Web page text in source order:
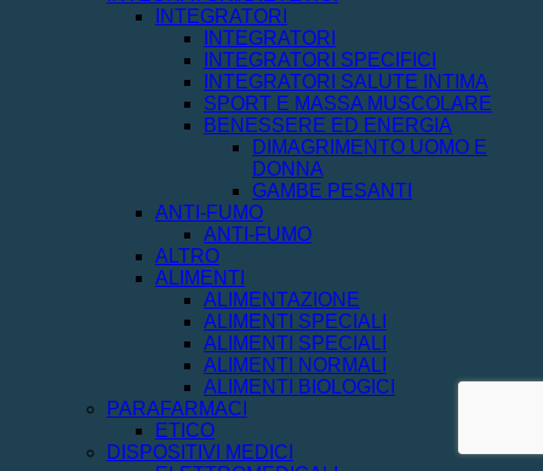
INTEGRATORI
INTEGRATORI
INTEGRATORI SPECIFICI
INTEGRATORI SALUTE INTIMA
SPORT E MASSA MUSCOLARE
BENESSERE ED ENERGIA
DIMAGRIMENTO UOMO E
DONNA
GAMBE PESANTI
ANTI-FUMO
ANTI-FUMO
ALTRO
ALIMENTI
ALIMENTAZIONE
ALIMENTI SPECIALI
ALIMENTI SPECIALI
ALIMENTI NORMALI
ALIMENTI BIOLOGICI
PARAFARMACI
ETICO
DISPOSITIVI MEDICI